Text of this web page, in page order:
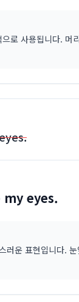
사용됩니다. 머
eyes.
운 표현입니다. 눈